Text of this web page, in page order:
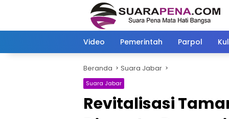
Video Pemerintah Parpol
Beranda Suara Jabar
Suara Jabar
Revitalisasi